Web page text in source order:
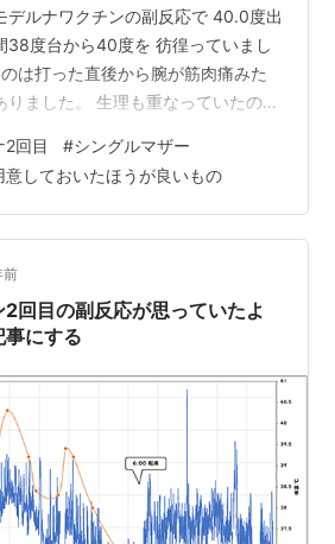
デルナワクチンの副反応で 40.0度出
38度台から40度を 彷徨っていまし
は打った直後から腕が筋肉痛みた
りました。 生理も重なっていたので
くなったりすることはなく 迎えに
ました。 午前中に打って夕方くら
くて腕が上がらない状況（ ; ; ） こ
早かった！ 腕が痛くなるのは午前
らいになってから痛くなり始めた
2回目 #シングルマザー
意しておいたほうが良いもの
前
回目の副反応が思っていたよ
事にする